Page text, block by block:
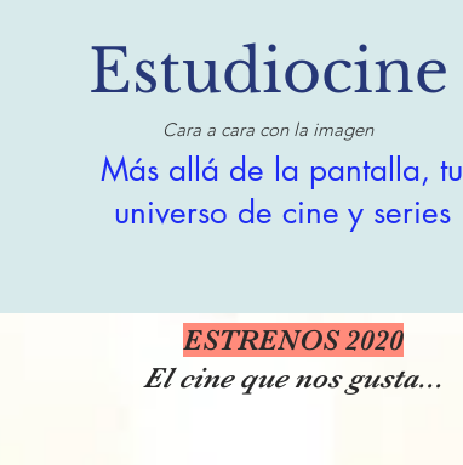
Estudiocine
Cara a cara con la imagen
Más allá de la pantalla, tu
universo de cine y series
ESTRENOS 2020
El cine que nos gusta...